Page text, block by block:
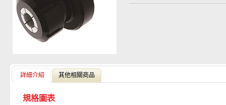
詳細介紹 其他相關商品
規格圖表